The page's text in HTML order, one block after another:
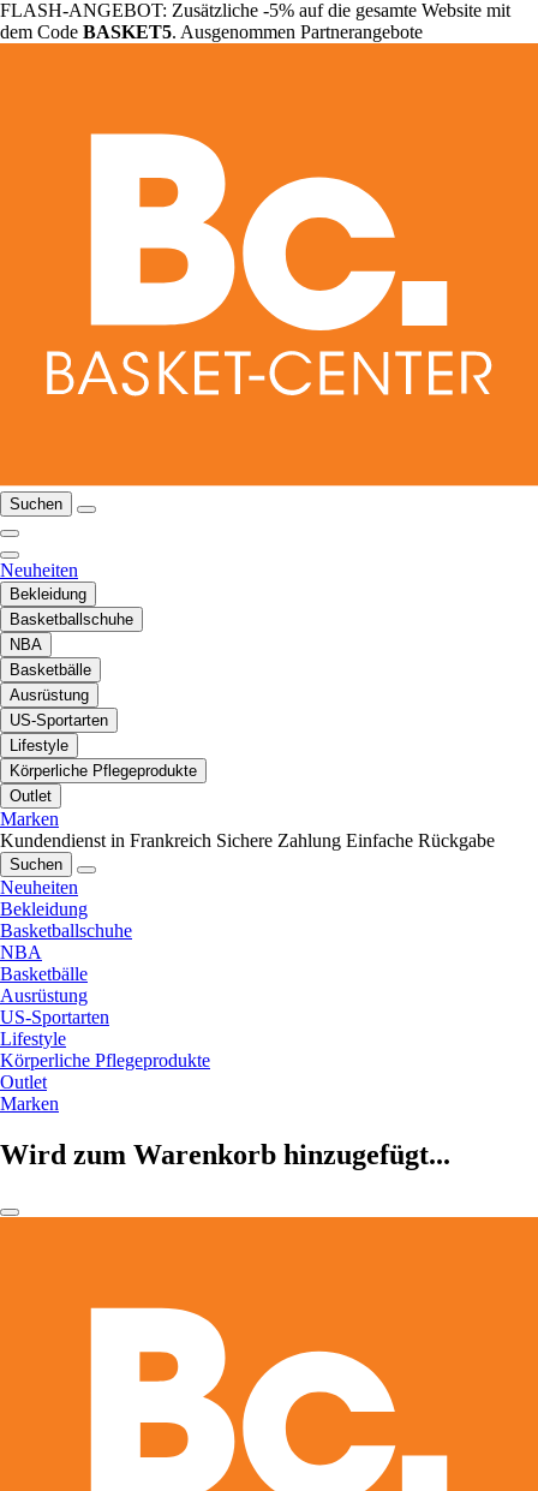
FLASH-ANGEBOT: Zusätzliche -5% auf die gesamte Website mit
dem Code BASKET5. Ausgenommen Partnerangebote
Suchen
Neuheiten
Bekleidung
Basketballschuhe
NBA
Basketbälle
Ausrüstung
US-Sportarten
Lifestyle
Körperliche Pflegeprodukte
Outlet
Marken
Kundendienst in Frankreich Sichere Zahlung Einfache Rückgabe
Suchen
Neuheiten
Bekleidung
Basketballschuhe
NBA
Basketbälle
Ausrüstung
US-Sportarten
Lifestyle
Körperliche Pflegeprodukte
Outlet
Marken
Wird zum Warenkorb hinzugefügt...